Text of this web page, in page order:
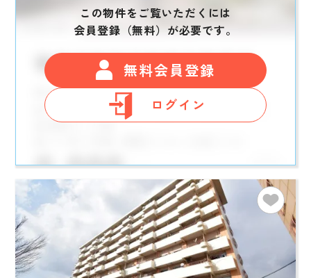
この物件をご覧いただくには
会員登録（無料）が必要です。
無料会員登録
ログイン